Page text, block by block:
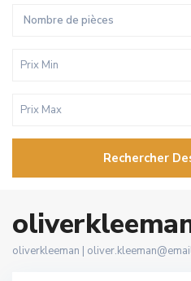
Nombre de pièces
Rechercher
oliverkleeman |